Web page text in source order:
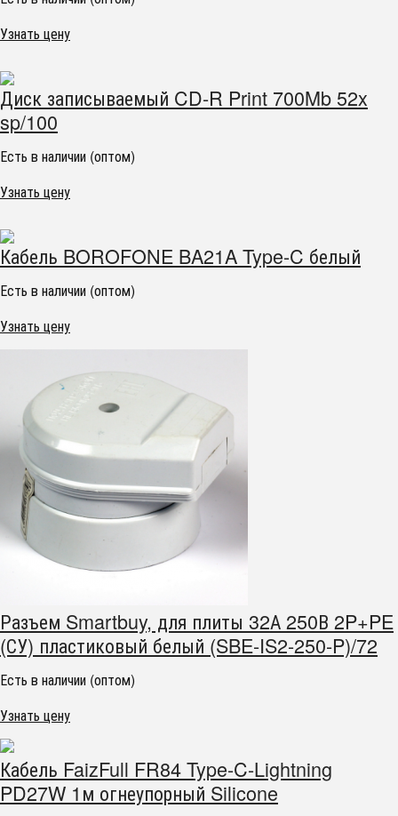
Узнать цену
Диск записываемый CD-R Print 700Mb 52x
sp/100
Есть в наличии (оптом)
Узнать цену
Кабель BOROFONE BA21A Type-C белый
Есть в наличии (оптом)
Узнать цену
Разъем Smartbuy, для плиты 32А 250В 2P+PE
(СУ) пластиковый белый (SBE-IS2-250-P)/72
Есть в наличии (оптом)
Узнать цену
Кабель FaizFull FR84 Type-C-Lightning
PD27W 1м огнеупорный Silicone